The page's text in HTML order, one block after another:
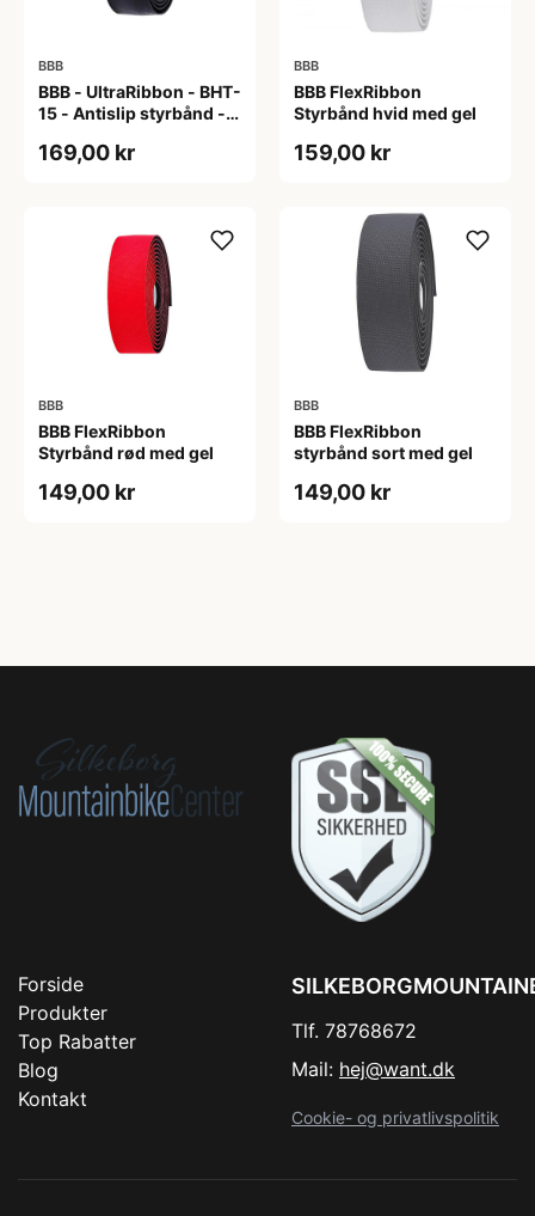
BBB
BBB - UltraRibbon - BHT-
15 - Antislip styrbånd -
169,00 kr
BBB
BBB FlexRibbon
Styrbånd hvid med gel
159,00 kr
BBB
BBB FlexRibbon
Styrbånd rød med gel
149,00 kr
BBB
BBB FlexRibbon
styrbånd sort med gel
149,00 kr
Forside
Produkter
Top Rabatter
Blog
Kontakt
Tlf. 78768672
Mail: hej@want.dk
Cookie- og privatlivspolitik